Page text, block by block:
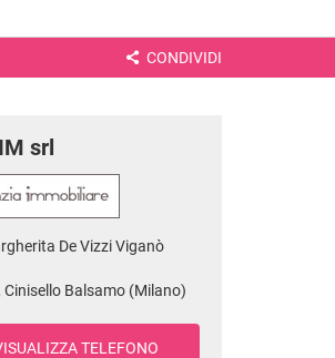
CONDIVIDI
srl
De Vizzi Viganò
Cinisello Balsamo (Milano)
TELEFONO